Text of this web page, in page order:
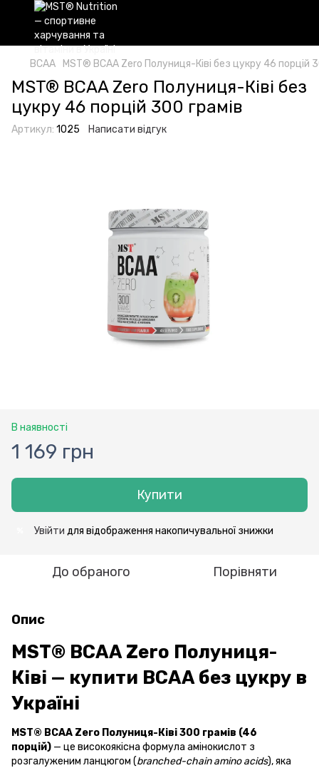
BCAA MST® BCAA Zero Полуниця-Ківі без цукру 46 порцiй
MST® BCAA Zero Полуниця-Ківі без
цукру 46 порцiй 300 грамів
Артикул: 1025 Написати відгук
В наявності
1 169 грн
Купити
Увійти для відображення накопичувальної знижки
До обраного Порівняти
Опис
MST® BCAA Zero Полуниця-
Ківі — купити BCAA без цукру в
Україні
MST® BCAA Zero Полуниця-Ківі 300 грамів (46
порцій) — це високоякісна формула амінокислот з
розгалуженим ланцюгом (branched-chain amino acids), яка